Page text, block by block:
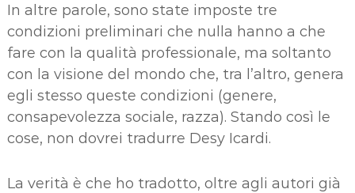
In altre parole, sono state imposte tre
condizioni preliminari che nulla hanno a che
fare con la qualità professionale, ma soltanto
con la visione del mondo che, tra l’altro, genera
egli stesso queste condizioni (genere,
consapevolezza sociale, razza). Stando così le
cose, non dovrei tradurre Desy Icardi.
La verità è che ho tradotto, oltre agli autori già